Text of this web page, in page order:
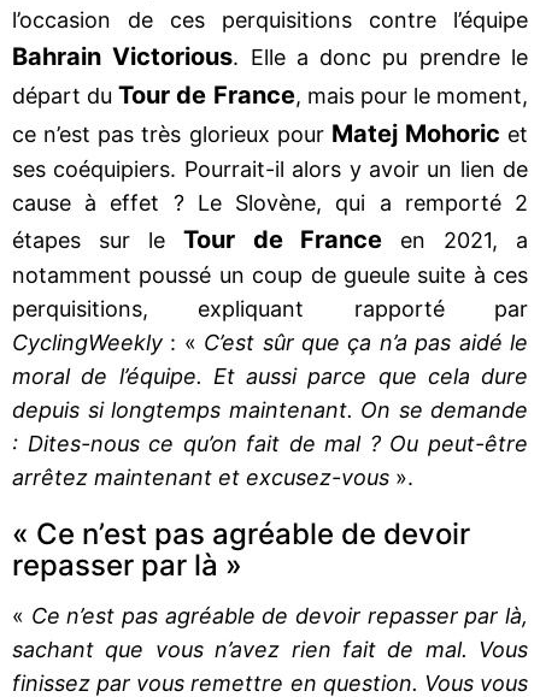
l’occasion de ces perquisitions contre l’équipe
Bahrain Victorious. Elle a donc pu prendre le
départ duTour de France, mais pour le moment,
ce n’est pas très glorieux pour Matej Mohoric et
ses coéquipiers. Pourrait-il alors y avoir un lien de
cause à effet ? Le Slovène, qui a remporté 2
étapes sur le Tour de France en 2021, a
notamment poussé un coup de gueule suite à ces
perquisitions, expliquant rapporté par
CyclingWeekly : « C’est sûr que ça n’a pas aidé le
moral de l’équipe. Et aussi parce que cela dure
depuis si longtemps maintenant. On se demande
: Dites-nous ce qu’on fait de mal ? Ou peut-être
arrêtez maintenant et excusez-vous ».
« Ce n’est pas agréable de devoir
repasser par là »
« Ce n’est pas agréable de devoir repasser par là,
sachant que vous n’avez rien fait de mal. Vous
finissez par vous remettre en question. Vous vous